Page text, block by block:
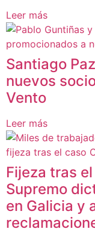
Leer más
Santiago
nuevos
Vento
Leer más
Fijeza tras
Supremo
en Galicia y